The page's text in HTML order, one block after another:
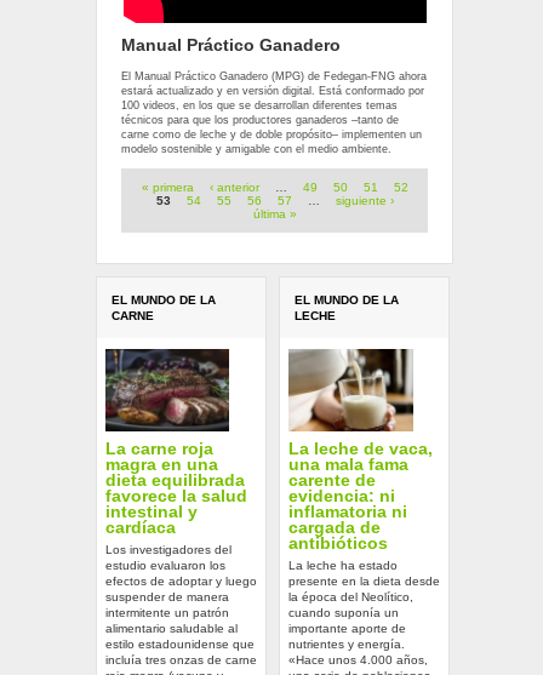
Manual Práctico Ganadero
El Manual Práctico Ganadero (MPG) de Fedegan-FNG ahora
estará actualizado y en versión digital. Está conformado por
100 videos, en los que se desarrollan diferentes temas
técnicos para que los productores ganaderos –tanto de
carne como de leche y de doble propósito– implementen un
modelo sostenible y amigable con el medio ambiente.
Páginas
« primera ‹ anterior … 49 50 51
52
53
54 55 56 57 …
siguiente ›
última »
EL MUNDO DE LA
CARNE
La carne roja
magra en una
dieta equilibrada
favorece la salud
intestinal y
cardíaca
Los investigadores del
estudio evaluaron los
efectos de adoptar y luego
suspender de manera
intermitente un patrón
alimentario saludable al
estilo estadounidense que
incluía tres onzas de carne
EL MUNDO DE LA
LECHE
La leche de vaca,
una mala fama
carente de
evidencia: ni
inflamatoria ni
cargada de
antibióticos
La leche ha estado
presente en la dieta desde
la época del Neolítico,
cuando suponía un
importante aporte de
nutrientes y energía.
«Hace unos 4.000 años,